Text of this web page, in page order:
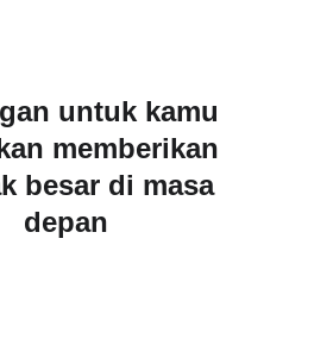
untuk kamu
memberikan
besar di masa
depan